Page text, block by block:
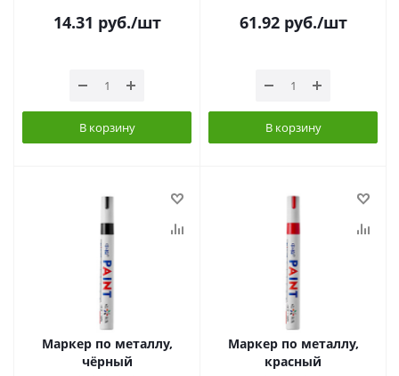
14.31 руб./шт
В корзину
61.92руб./шт
В корзину
Маркер по металлу,
чёрный
Маркер по металлу,
красный